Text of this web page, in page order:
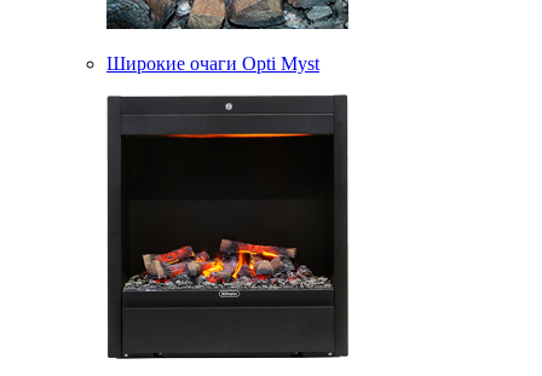
Широкие очаги Opti Myst